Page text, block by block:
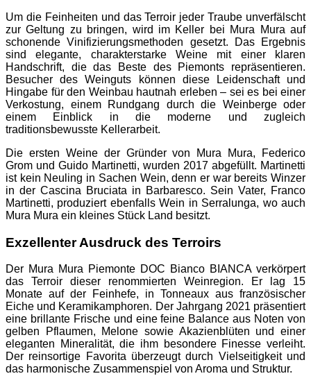
Um die Feinheiten und das Terroir jeder Traube unverfälscht
zur Geltung zu bringen, wird im Keller bei Mura Mura auf
schonende Vinifizierungsmethoden gesetzt. Das Ergebnis
sind elegante, charakterstarke Weine mit einer klaren
Handschrift, die das Beste des Piemonts repräsentieren.
Besucher des Weinguts können diese Leidenschaft und
Hingabe für den Weinbau hautnah erleben – sei es bei einer
Verkostung, einem Rundgang durch die Weinberge oder
einem Einblick in die moderne und zugleich
traditionsbewusste Kellerarbeit.
Die ersten Weine der Gründer von Mura Mura, Federico
Grom und Guido Martinetti, wurden 2017 abgefüllt. Martinetti
ist kein Neuling in Sachen Wein, denn er war bereits Winzer
in der Cascina Bruciata in Barbaresco. Sein Vater, Franco
Martinetti, produziert ebenfalls Wein in Serralunga, wo auch
Mura Mura ein kleines Stück Land besitzt.
Exzellenter Ausdruck des Terroirs
Der Mura Mura Piemonte DOC Bianco BIANCA verkörpert
das Terroir dieser renommierten Weinregion. Er lag 15
Monate auf der Feinhefe, in Tonneaux aus französischer
Eiche und Keramikamphoren. Der Jahrgang 2021 präsentiert
eine brillante Frische und eine feine Balance aus Noten von
gelben Pflaumen, Melone sowie Akazienblüten und einer
eleganten Mineralität, die ihm besondere Finesse verleiht.
Der reinsortige Favorita überzeugt durch Vielseitigkeit und
das harmonische Zusammenspiel von Aroma und Struktur.